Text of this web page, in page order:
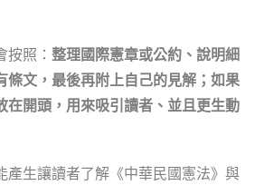
照： 整理國際憲章或公約、說明細
條文，最後再附上自己的見解；如果
在開頭，用來吸引讀者、並且更生動
產生讓讀者了解《中華民國憲法》與